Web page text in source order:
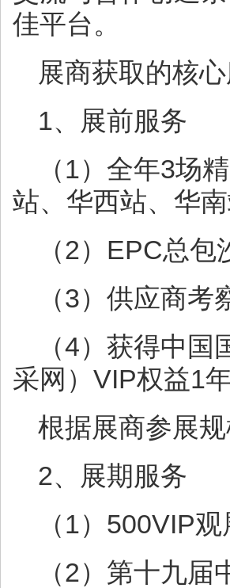
佳平台。
展商获取的核心
1、展前服务
（1）全年3场
站、华西站、华南
（2）EPC总包
（3）供应商考
（4）获得中
采网）VIP权益1
根据展商参展
2、展期服务
（1）500VIP
（2）第十九